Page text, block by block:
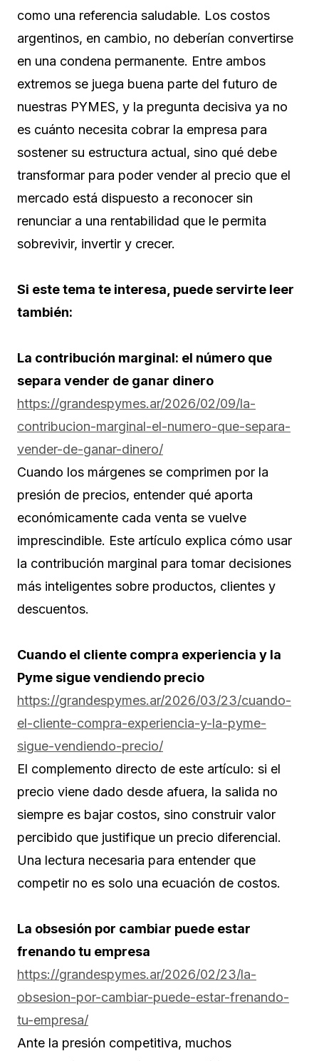
como una referencia saludable. Los costos
argentinos, en cambio, no deberían convertirse
en una condena permanente. Entre ambos
extremos se juega buena parte del futuro de
nuestras PYMES, y la pregunta decisiva ya no
es cuánto necesita cobrar la empresa para
sostener su estructura actual, sino qué debe
transformar para poder vender al precio que el
mercado está dispuesto a reconocer sin
renunciar a una rentabilidad que le permita
sobrevivir, invertir y crecer.
Si este tema te interesa, puede servirte leer
también:
La contribución marginal: el número que
separa vender de ganar dinero
https://grandespymes.ar/2026/02/09/la-
contribucion-marginal-el-numero-que-separa-
vender-de-ganar-dinero/
Cuando los márgenes se comprimen por la
presión de precios, entender qué aporta
económicamente cada venta se vuelve
imprescindible. Este artículo explica cómo usar
la contribución marginal para tomar decisiones
más inteligentes sobre productos, clientes y
descuentos.
Cuando el cliente compra experiencia y la
Pyme sigue vendiendo precio
https://grandespymes.ar/2026/03/23/cuando-
el-cliente-compra-experiencia-y-la-pyme-
sigue-vendiendo-precio/
El complemento directo de este artículo: si el
precio viene dado desde afuera, la salida no
siempre es bajar costos, sino construir valor
percibido que justifique un precio diferencial.
Una lectura necesaria para entender que
competir no es solo una ecuación de costos.
La obsesión por cambiar puede estar
frenando tu empresa
https://grandespymes.ar/2026/02/23/la-
obsesion-por-cambiar-puede-estar-frenando-
tu-empresa/
Ante la presión competitiva, muchos